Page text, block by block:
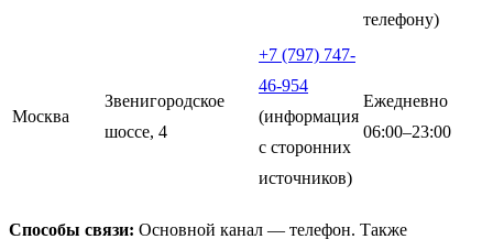
телефону)
Москва
Звенигородское
шоссе, 4
+7 (797) 747-
46-954
(информация
с сторонних
источников)
Ежедневно
06:00–23:00
Способы связи: Основной канал — телефон. Также